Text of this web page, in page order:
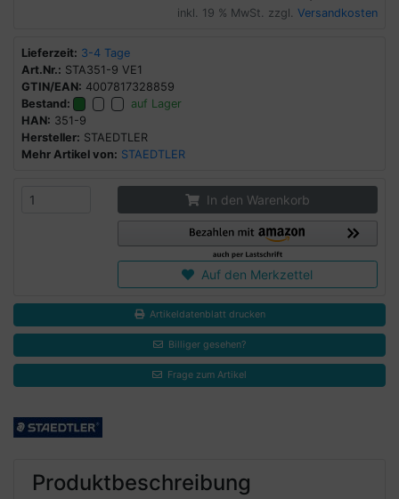
inkl. 19 % MwSt. zzgl. Versandkosten
Lieferzeit: 3-4 Tage
Art.Nr.: STA351-9 VE1
GTIN/EAN: 4007817328859
Bestand:
auf Lager
HAN: 351-9
Hersteller: STAEDTLER
Mehr Artikel von: STAEDTLER
In den Warenkorb
Auf den Merkzettel
Artikeldatenblatt drucken
Billiger gesehen?
Frage zum Artikel
Produktbeschreibung